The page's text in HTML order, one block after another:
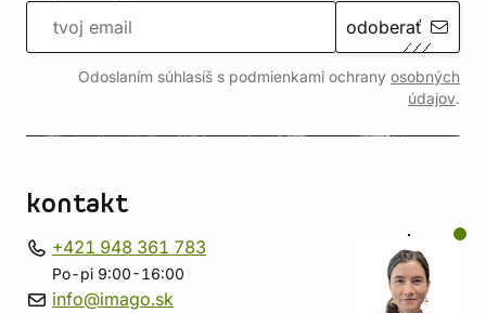
odoberať
Odoslaním súhlasíš s podmienkami ochrany osobných
údajov.
kontakt
+421 948 361 783
Po-pi 9:00-16:00
info@imago.sk